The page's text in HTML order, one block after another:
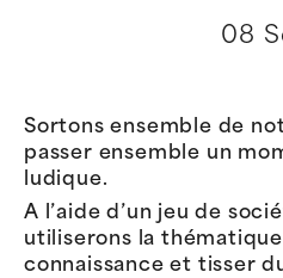
08
Sortons ensemble de
passer ensemble un
ludique.
A l’aide d’un jeu de
utiliserons la
connaissance et tisser